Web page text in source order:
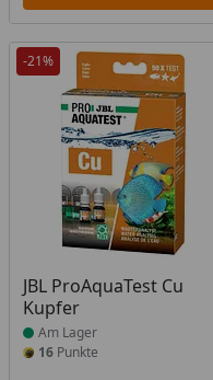
-21%
JBL ProAquaTest Cu
Kupfer
Produkt am Lager
Am Lager
16 Punkte